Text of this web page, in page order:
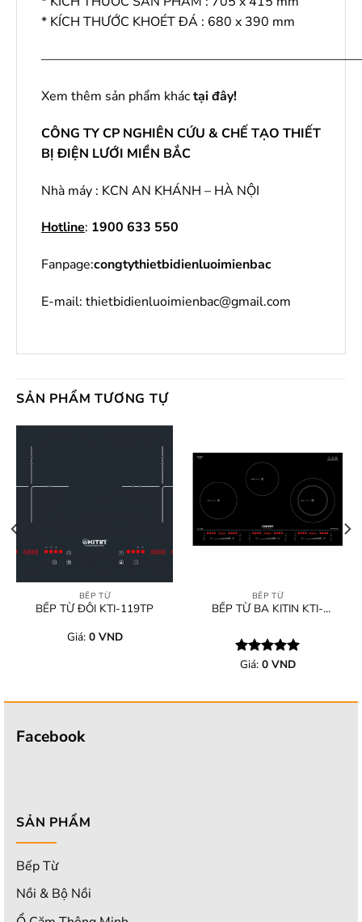
* KÍCH THƯỚC KHOÉT ĐÁ : 680 x 390 mm
Xem thêm sản phẩm kháctại đây!
CÔNG TY CP NGHIÊN CỨU & CHẾ TẠO THIẾT
BỊ ĐIỆN LƯỚI MIỀN BẮC
Nhà máy : KCN AN KHÁNH – HÀ NỘI
Hotline: 1900 633 550
Fanpage:congtythietbidienluoimienbac
E-mail: thietbidienluoimienbac@gmail.com
SẢN PHẨM TƯƠNG TỰ
BẾP TỪ
BẾP TỪ ĐÔI KTI-119TP
Giá: 0 VND
BẾP TỪ
BẾP TỪ BA KITIN KTI-
Được xếp
Giá: 0 VND
Facebook
SẢN PHẨM
Bếp Từ
Nồi & Bộ Nồi